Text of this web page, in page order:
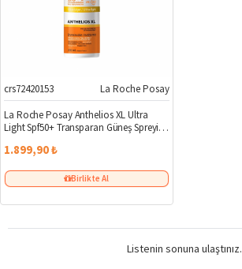
crs72420153
La Roche Posay
La Roche Posay Anthelios XL Ultra
Light Spf50+ Transparan Güneş Spreyi
1.899,90 ₺
Birlikte Al
Listenin sonuna ulaştınız.